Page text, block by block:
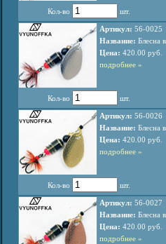
Кол-во шт.
Артикул: 56-0025
Название: Блесна
Цена: 420.00 руб.
подробнее »
Кол-во шт.
Артикул: 56-0026
Название: Блесна
Цена: 420.00 руб.
подробнее »
Кол-во шт.
Артикул: 56-0027
Название: Блесна
Цена: 420.00 руб.
подробнее »